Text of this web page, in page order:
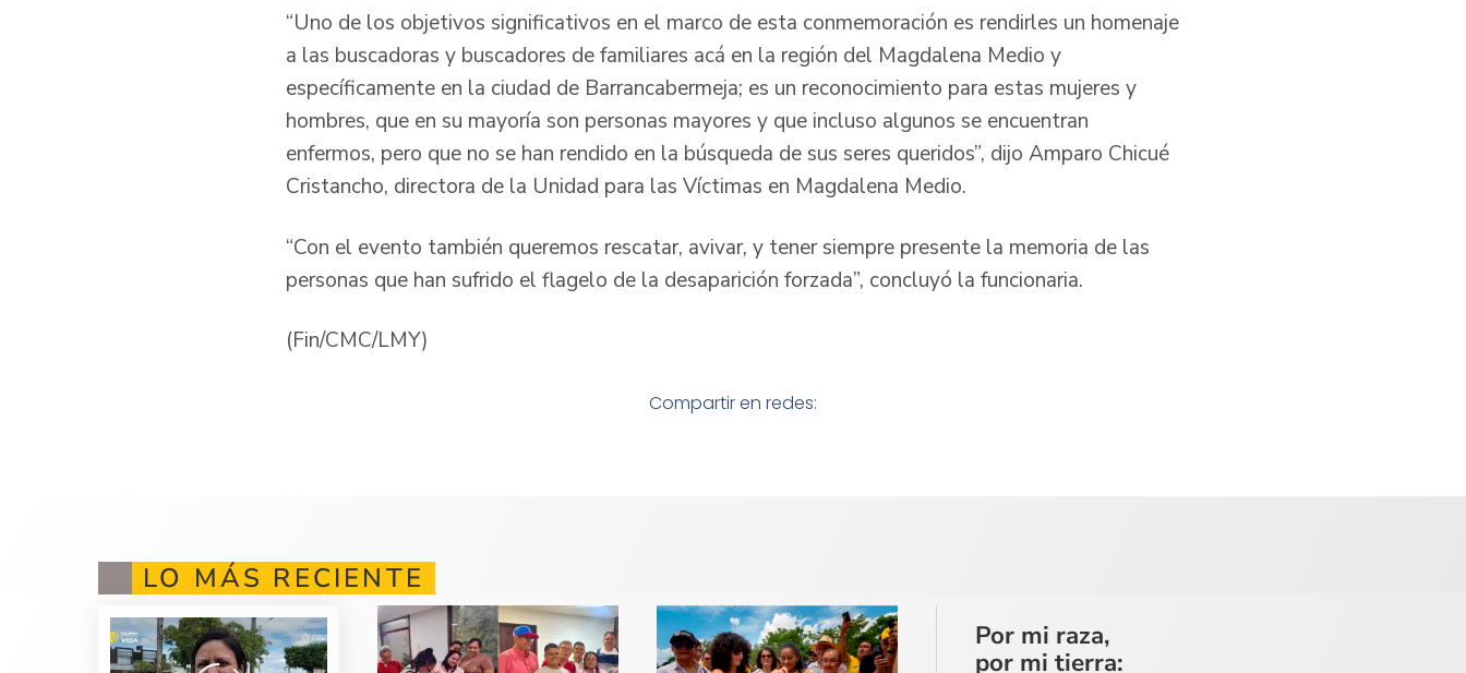
“Uno de los objetivos significativos en el marco de esta conmemoración es rendirles un homenaje
a las buscadoras y buscadores de familiares acá en la región del Magdalena Medio y
específicamente en la ciudad de Barrancabermeja; es un reconocimiento para estas mujeres y
hombres, que en su mayoría son personas mayores y que incluso algunos se encuentran
enfermos, pero que no se han rendido en la búsqueda de sus seres queridos”, dijo Amparo Chicué
Cristancho, directora de la Unidad para las Víctimas en Magdalena Medio.
“Con el evento también queremos rescatar, avivar, y tener siempre presente la memoria de las
personas que han sufrido el flagelo de la desaparición forzada”, concluyó la funcionaria.
(Fin/CMC/LMY)
Compartir en redes:
LO MÁS RECIENTE
Por mi raza,
por mi tierra: